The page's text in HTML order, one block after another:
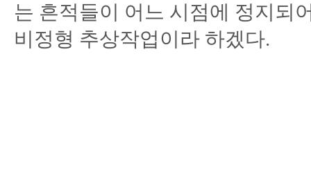
는 흔적들이 어느 시점에 정지되
비정형 추상작업이라 하겠다.